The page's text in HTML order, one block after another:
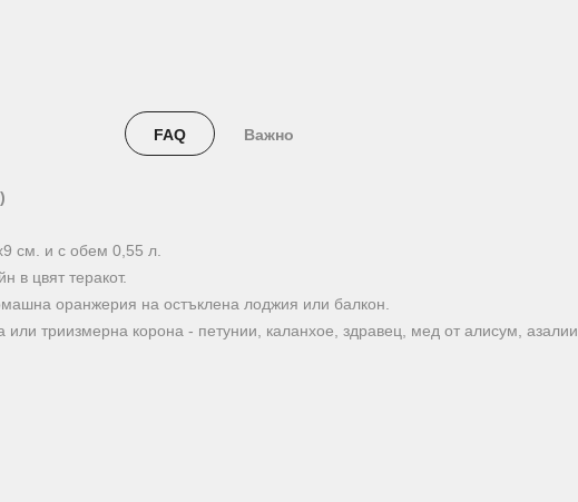
FAQ Важно
см. и с обем 0,55 л.
в цвят теракот.
оранжерия на остъклена лоджия или балкон.
триизмерна корона - петунии, каланхое, здравец, мед от алисум, азалии.